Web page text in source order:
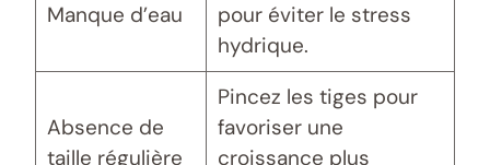
Manque d’eau
pour éviter le stress
hydrique.
Absence de
taille régulière
Pincez les tiges pour
favoriser une
croissance plus